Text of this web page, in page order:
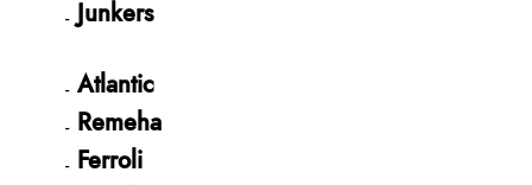
Junkers
Atlantic
Remeha
Ferroli